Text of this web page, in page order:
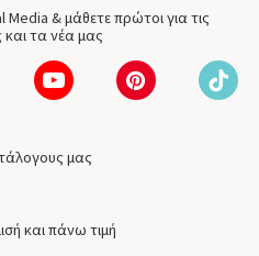
& μάθετε πρώτοι για τις
τα νέα μας
μας
και πάνω τιμή